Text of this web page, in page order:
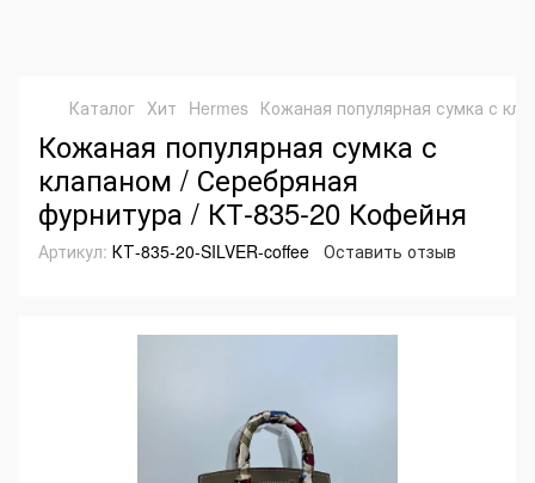
Каталог Хит Hermes Кожаная популярная сумка с
Кожаная популярная сумка с
клапаном / Серебряная
фурнитура / КТ-835-20 Кофейня
Артикул: КТ-835-20-SILVER-coffee Оставить отзыв